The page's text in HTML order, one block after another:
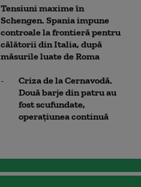
Tensiuni maxime în
Schengen. Spania impune
controale la frontieră pentru
călătorii din Italia, după
măsurile luate de Roma
Criza de la Cernavodă.
Două barje din patru au
fost scufundate,
operațiunea continuă